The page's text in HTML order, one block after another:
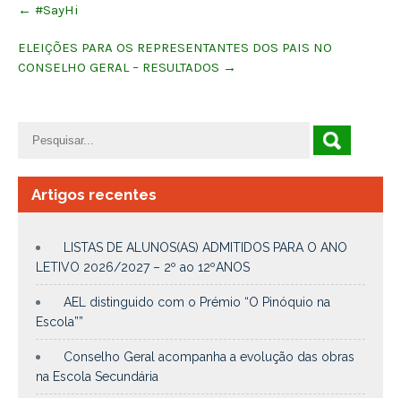
navigation
← #SayHi
ELEIÇÕES PARA OS REPRESENTANTES DOS PAIS NO
CONSELHO GERAL – RESULTADOS →
Artigos recentes
LISTAS DE ALUNOS(AS) ADMITIDOS PARA O ANO
LETIVO 2026/2027 – 2º ao 12ºANOS
AEL distinguido com o Prémio “O Pinóquio na
Escola””
Conselho Geral acompanha a evolução das obras
na Escola Secundária